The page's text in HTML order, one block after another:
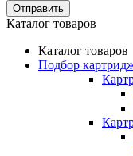
Отправить
Каталог товаров
Каталог товаров
Подбор